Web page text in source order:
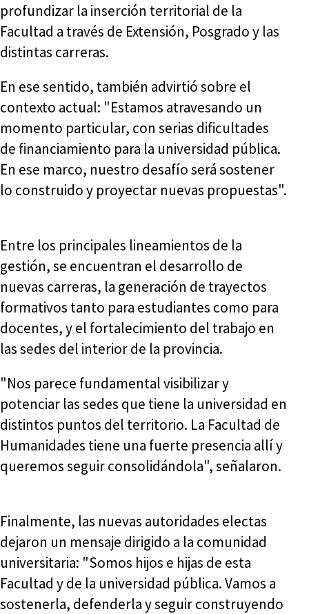
profundizar la inserción territorial de la
Facultad a través de Extensión, Posgrado y las
distintas carreras.
En ese sentido, también advirtió sobre el
contexto actual: "Estamos atravesando un
momento particular, con serias dificultades
de financiamiento para la universidad pública.
En ese marco, nuestro desafío será sostener
lo construido y proyectar nuevas propuestas".
Entre los principales lineamientos de la
gestión, se encuentran el desarrollo de
nuevas carreras, la generación de trayectos
formativos tanto para estudiantes como para
docentes, y el fortalecimiento del trabajo en
las sedes del interior de la provincia.
"Nos parece fundamental visibilizar y
potenciar las sedes que tiene la universidad en
distintos puntos del territorio. La Facultad de
Humanidades tiene una fuerte presencia allí y
queremos seguir consolidándola", señalaron.
Finalmente, las nuevas autoridades electas
dejaron un mensaje dirigido a la comunidad
universitaria: "Somos hijos e hijas de esta
Facultad y de la universidad pública. Vamos a
sostenerla, defenderla y seguir construyendo